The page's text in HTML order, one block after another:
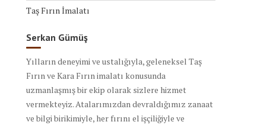
Taş Fırın İmalatı
Serkan Gümüş
Yılların deneyimi ve ustalığıyla, geleneksel Taş
Fırın ve Kara Fırın imalatı konusunda
uzmanlaşmış bir ekip olarak sizlere hizmet
vermekteyiz. Atalarımızdan devraldığımız zanaat
ve bilgi birikimiyle, her fırını el işçiliğiyle ve